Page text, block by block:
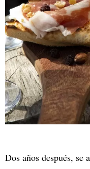
Dos años después, se